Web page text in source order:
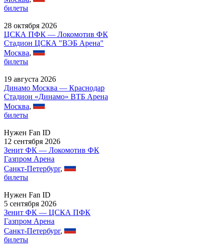
билеты
28 октября 2026
ЦСКА ПФК — Локомотив ФК
Стадион ЦСКА "ВЭБ Арена"
Москва,
билеты
19 августа 2026
Динамо Москва — Краснодар
Стадион «Динамо» ВТБ Арена
Москва,
билеты
Нужен Fan ID
12 сентября 2026
Зенит ФК — Локомотив ФК
Газпром Арена
Санкт-Петербург,
билеты
Нужен Fan ID
5 сентября 2026
Зенит ФК — ЦСКА ПФК
Газпром Арена
Санкт-Петербург,
билеты